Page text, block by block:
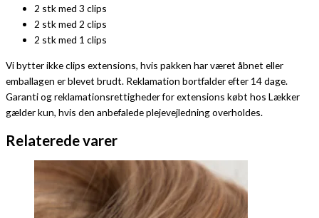
2 stk med 3 clips
2 stk med 2 clips
2 stk med 1 clips
Vi bytter ikke clips extensions, hvis pakken har været åbnet eller
emballagen er blevet brudt. Reklamation bortfalder efter 14 dage.
Garanti og reklamationsrettigheder for extensions købt hos Lækker
gælder kun, hvis den anbefalede plejevejledning overholdes.
Relaterede varer